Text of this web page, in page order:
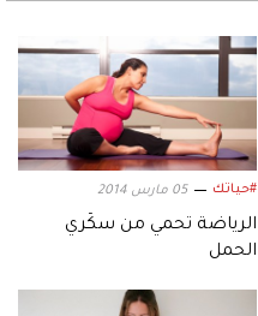
#حياتك 05 مارس 2014
الرياضة تحمي من سكّري
الحمل